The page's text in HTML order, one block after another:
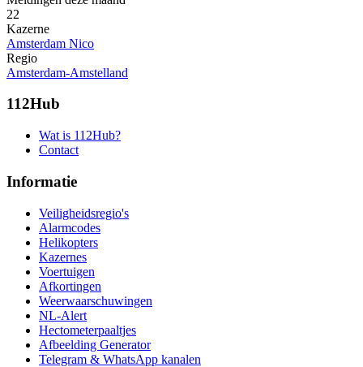
22
Kazerne
Amsterdam Nico
Regio
Amsterdam-Amstelland
112Hub
Wat is 112Hub?
Contact
Informatie
Veiligheidsregio's
Alarmcodes
Helikopters
Kazernes
Voertuigen
Afkortingen
Weerwaarschuwingen
NL-Alert
Hectometerpaaltjes
Afbeelding Generator
Telegram & WhatsApp kanalen